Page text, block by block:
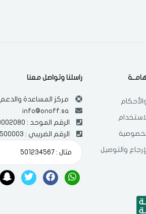
والتوصيل
راسلنا وتواصل معنا
مركز المساعدة والدعم
info@onoff.sa
الرقم الموحد : 920002080
الرقم الضريبي : 311335856500003